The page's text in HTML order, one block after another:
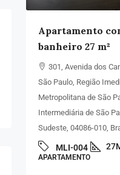
Apartamento
banheiro 27 m²
301, Avenida dos
São Paulo, Região
Metropolitana de São
Intermediária de São
Sudeste, 04086-010,
MLI-004
APARTAMENTO